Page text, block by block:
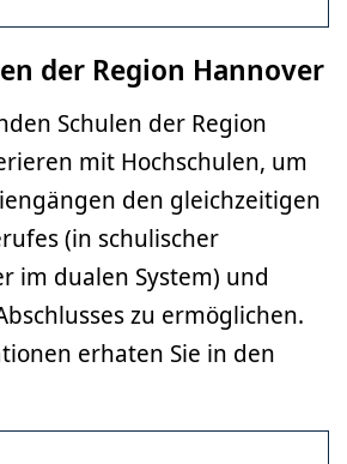
der Region Hannover
Schulen der Region
mit Hochschulen, um
den gleichzeitigen
(in schulischer
im dualen System) und
zu ermöglichen.
erhaten Sie in den